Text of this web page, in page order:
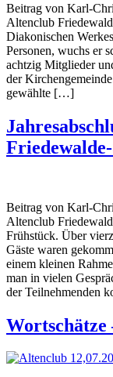
Beitrag von Karl-
Altenclub
Diakonischen
Personen, wuchs er
achtzig Mitglieder
der
gewählte […]
Beitrag von Karl-
Altenclub
Frühstück. Über
Gäste waren
einem kleinen
man in vielen
der Teilnehmenden
Wortschätze